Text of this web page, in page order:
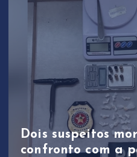
Dois suspeitos
confronto com a